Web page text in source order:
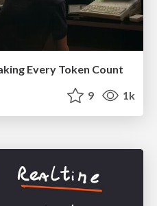
Every Token Count
9 1k